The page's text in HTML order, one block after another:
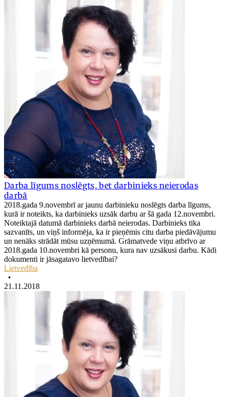
Darba līgums noslēgts, bet darbinieks neierodas
darbā
2018.gada 9.novembrī ar jaunu darbinieku noslēgts darba līgums,
kurā ir noteikts, ka darbinieks uzsāk darbu ar šā gada 12.novembri.
Noteiktajā datumā darbinieks darbā neierodas. Darbinieks tika
sazvanīts, un viņš informēja, ka ir pieņēmis citu darba piedāvājumu
un nenāks strādāt mūsu uzņēmumā. Grāmatvede viņu atbrīvo ar
2018.gada 10.novembri kā personu, kura nav uzsākusi darbu. Kādi
dokumenti ir jāsagatavo lietvedībai?
Lietvedība
•
21.11.2018